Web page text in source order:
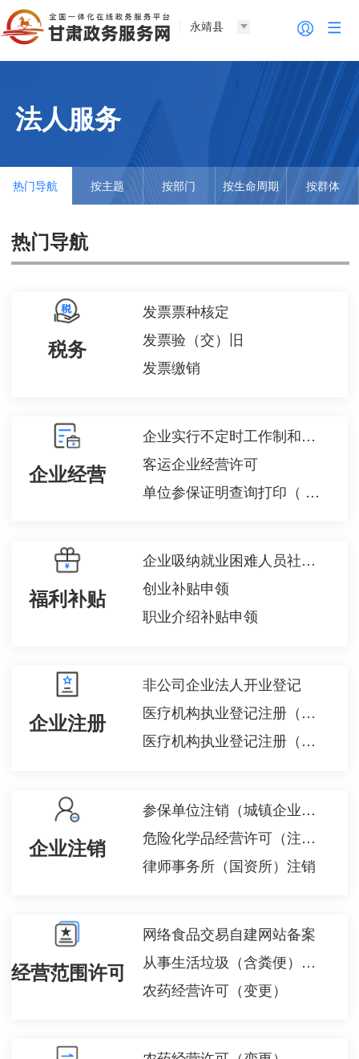
永靖县
法人服务
热门导航 按主题 按部门 按生命周期 按群体
热门导航
税务
发票票种核定
发票验（交）旧
发票缴销
企业经营
企业实行不定时工作制和综合计算工时工作制审批
客运企业经营许可
单位参保证明查询打印（ 机关事业单位养老保险 ）
福利补贴
企业吸纳就业困难人员社会保险补贴
创业补贴申领
职业介绍补贴申领
企业注册
非公司企业法人开业登记
医疗机构执业登记注册（新办）
医疗机构执业登记注册（换证）
企业注销
参保单位注销（城镇企业职工基本养老保险）
危险化学品经营许可（注销）
律师事务所（国资所）注销
经营范围许可备案
网络食品交易自建网站备案
从事生活垃圾（含粪便）经营性清扫、收集、运输、处理服务审批
农药经营许可（变更）